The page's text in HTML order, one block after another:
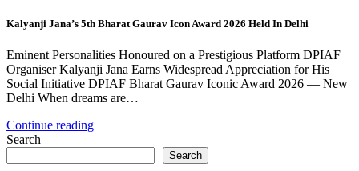
Kalyanji Jana’s 5th Bharat Gaurav Icon Award 2026 Held In Delhi
Eminent Personalities Honoured on a Prestigious Platform DPIAF
Organiser Kalyanji Jana Earns Widespread Appreciation for His
Social Initiative DPIAF Bharat Gaurav Iconic Award 2026 — New
Delhi When dreams are…
Continue reading
Search
Search